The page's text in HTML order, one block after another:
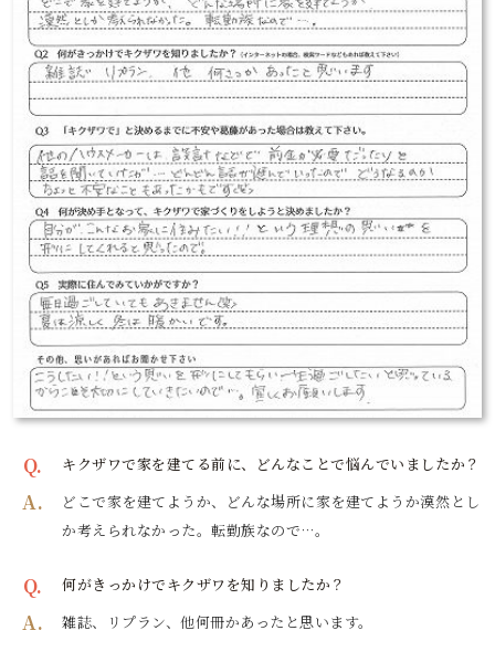
Q. キクザワで家を建てる前に、どんなことで悩んでいましたか？
A.
どこで家を建てようか、どんな場所に家を建てようか漠然とし
か考えられなかった。転勤族なので…。
Q. 何がきっかけでキクザワを知りましたか？
A. 雑誌、リプラン、他何冊かあったと思います。